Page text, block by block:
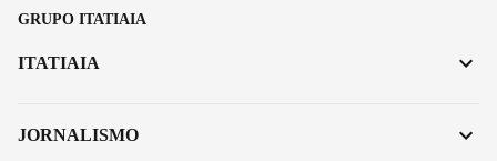
GRUPO ITATIAIA
ITATIAIA
JORNALISMO